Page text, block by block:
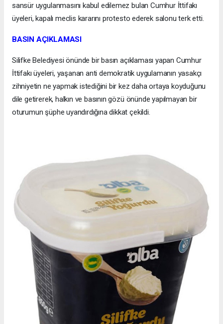
sansür uygulanmasını kabul edilemez bulan Cumhur İttifakı
üyeleri, kapalı meclis kararını protesto ederek salonu terk etti.
BASIN AÇIKLAMASI
Silifke Belediyesi önünde bir basın açıklaması yapan Cumhur
İttifakı üyeleri, yaşanan anti demokratik uygulamanın yasakçı
zihniyetin ne yapmak istediğini bir kez daha ortaya koyduğunu
dile getirerek, halkın ve basının gözü önünde yapılmayan bir
oturumun şüphe uyandırdığına dikkat çekildi.